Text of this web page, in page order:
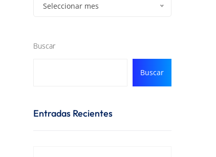
Seleccionar mes
Buscar
Buscar
Entradas Recientes